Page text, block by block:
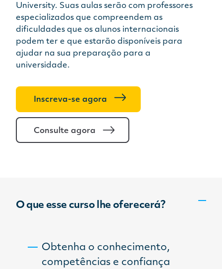
University. Suas aulas serão com professores
especializados que compreendem as
dificuldades que os alunos internacionais
podem ter e que estarão disponíveis para
ajudar na sua preparação para a
universidade.
Inscreva-se agora
Consulte agora
O que esse curso lhe oferecerá?
Obtenha o conhecimento,
competências e confiança